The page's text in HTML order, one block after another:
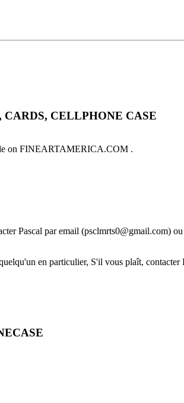
CELLPHONE CASE
on FINEARTAMERICA.COM .
Pascal par email (psclmrts0@gmail.com)
en particulier, S'il vous plaît,